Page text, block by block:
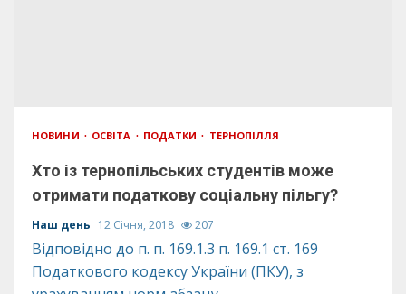
НОВИНИ ОСВІТА ПОДАТКИ ТЕРНОПІЛЛЯ
Хто із тернопільських студентів може
отримати податкову соціальну пільгу?
Наш день 12 Січня, 2018 207
Відповідно до п. п. 169.1.3 п. 169.1 ст. 169
Податкового кодексу України (ПКУ), з